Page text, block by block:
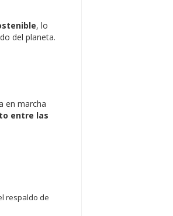
, lo
del planeta.
en marcha
entre las
respaldo de